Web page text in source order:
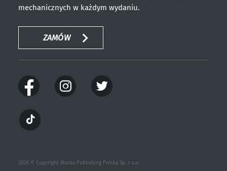
mechanicznych w każdym wydaniu.
ZAMÓW
2026 © Copyright Monza Publishing Polska Sp. z o.o.